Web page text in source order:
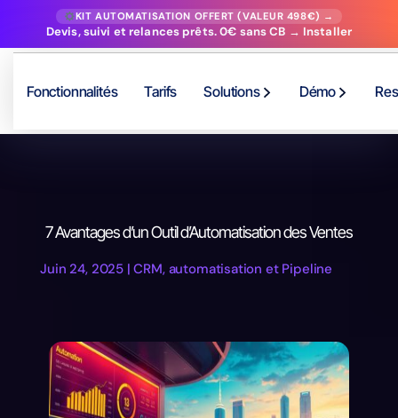
KIT AUTOMATISATION OFFERT (VALEUR 498€) →
Devis, suivi et relances prêts. 0€ sans CB → Installer
Fonctionnalités Tarifs Solutions Démo
7 Avantages d’un Outil d’Automatisation des Ventes
Juin 24, 2025 |CRM, automatisation et Pipeline